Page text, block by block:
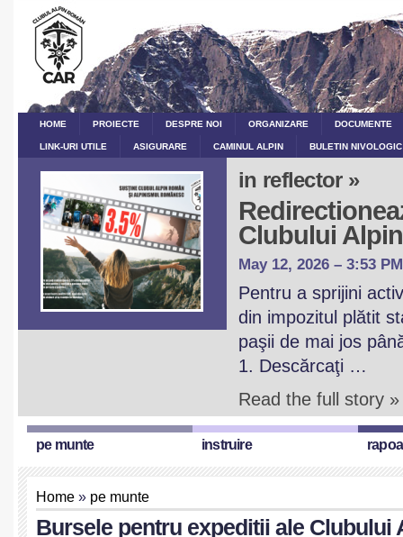
HOME PROIECTE DESPRE NOI ORGANIZARE DOCUMENTE
LINK-URI UTILE ASIGURARE CAMINUL ALPIN BULETIN
in reflector »
Clubului
May 12, 2026 – 3:53 PM
Pentru a sprijini
din impozitul plătit
paşii de mai jos
1. Descărcaţi …
Read the full story »
pe munte instruire
Home » pe munte
Bursele pentru expeditii ale Clubului